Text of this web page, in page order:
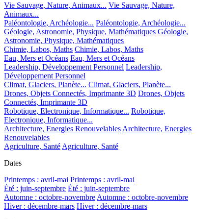
Vie Sauvage, Nature, Animaux... Vie Sauvage, Nature,
Animaux...
Paléontologie, Archéologie... Paléontologie, Archéologie...
Géologie, Astronomie, Physique, Mathématiques Géologie,
Astronomie, Physique, Mathématiques
Chimie, Labos, Maths Chimie, Labos, Maths
Eau, Mers et Océans Eau, Mers et Océans
Leadership, Développement Personnel Leadership,
Développement Personnel
Climat, Glaciers, Planète... Climat, Glaciers, Planète...
Drones, Objets Connectés, Imprimante 3D Drones, Objets
Connectés, Imprimante 3D
Robotique, Electronique, Informatique... Robotique,
Electronique, Informatique...
Architecture, Energies Renouvelables Architecture, Energies
Renouvelables
Agriculture, Santé Agriculture, Santé
Dates
Printemps : avril-mai Printemps : avril-mai
Été : juin-septembre Été : juin-septembre
Automne : octobre-novembre Automne : octobre-novembre
Hiver : décembre-mars Hiver : décembre-mars